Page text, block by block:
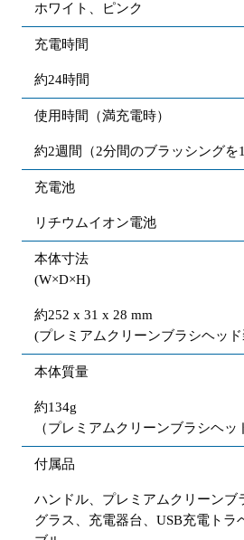
ホワイト、ピンク
充電時間
約24時間
使用時間（満充電時）
約2週間（2分間のブラッシングを1
充電池
リチウムイオン電池
本体寸法
(W×D×H)
約252 x 31 x 28 mm
(プレミアムクリーンブラシヘッ
本体質量
約134g
（プレミアムクリーンブラシヘッ
付属品
ハンドル、プレミアムクリーンブ
グラス、充電器台、USB充電トラ